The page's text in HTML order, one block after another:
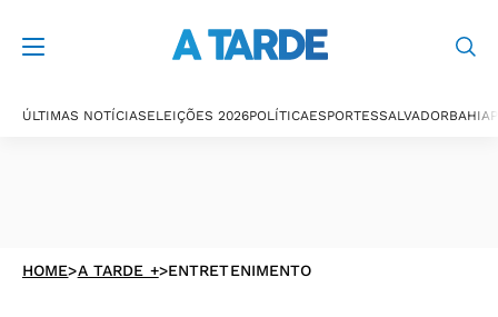
ÚLTIMAS NOTÍCIASELEIÇÕES 2026POLÍTICAESPORTESSALVADORBAHIA
HOME>A TARDE +>ENTRETENIMENTO